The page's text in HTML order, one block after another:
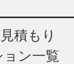
積もり
ン一覧